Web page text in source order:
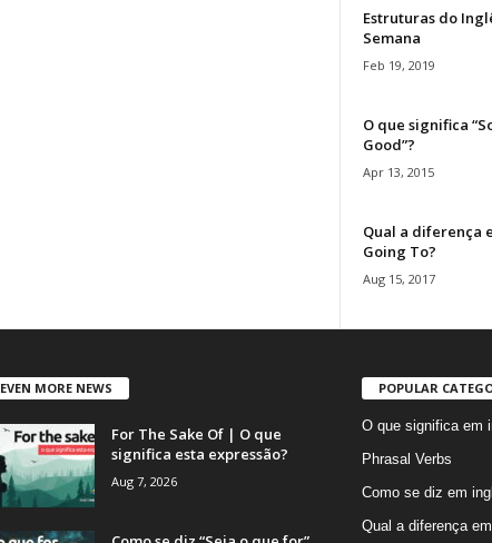
Estruturas do
Semana
Feb 19, 2019
O que significa
Good”?
Apr 13, 2015
Qual a diferença
Going To?
Aug 15, 2017
EVEN MORE NEWS
For The Sake Of | O que
significa esta expressão?
Aug 7, 2026
POPULAR
O que significa em
Phrasal Verbs
Como se diz em
Qual a diferença